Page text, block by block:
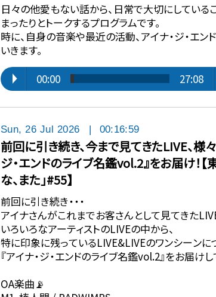
日々の他愛もない話から、日常で大切にしている
まったりとトークするプログラムです。
時に、自身の音楽や最近の活動、アイナ・ジ・エ
いきます。
00:00
27:08
Sun, 26 Jul 2026 | 00:16:59
前回に引き続き、今まで見てきたLIVE、様
ジ・エンドのライブ名鑑vol.2』をお届け！【
な、また」#55】
前回に引き続き・・・
アイナさんがこれまでお客さんとして見てきた
いろいろなアーティストのLIVEの中から、
特に印象に残っているLIVE&LIVEのワンシーンに
『アイナ・ジ・エンドのライブ名鑑vol.2』をお届け
OA楽曲📡